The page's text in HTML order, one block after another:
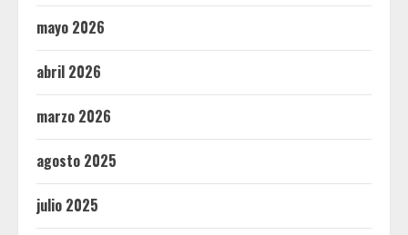
mayo 2026
abril 2026
marzo 2026
agosto 2025
julio 2025